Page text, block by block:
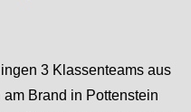
3 Klassenteams aus
Brand in Pottenstein